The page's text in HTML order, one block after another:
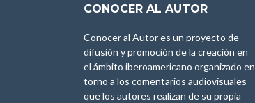
CONOCER AL AUTOR
Conocer al Autor es un proyecto de
difusión y promoción de la creación en
el ámbito iberoamericano organizado en
torno a los comentarios audiovisuales
que los autores realizan de su propia